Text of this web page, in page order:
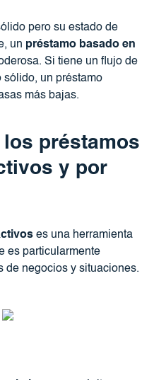
pero su estado de
un préstamo basado en
Si tiene un flujo de
sólido, un préstamo
más bajas.
préstamos
y por
es una herramienta
es particularmente
de negocios y situaciones.